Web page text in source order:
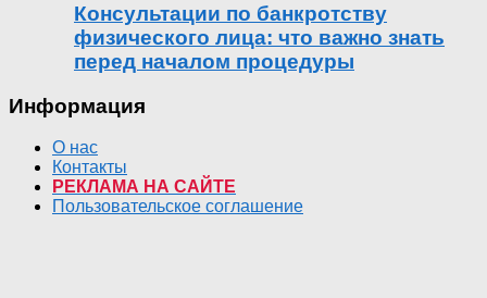
Консультации по банкротству
физического лица: что важно знать
перед началом процедуры
Информация
О нас
Контакты
РЕКЛАМА НА САЙТЕ
Пользовательское соглашение